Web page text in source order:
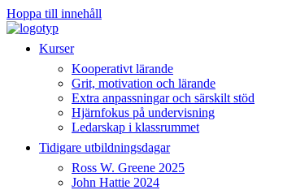
Hoppa till innehåll
Kurser
Kooperativt lärande
Grit, motivation och lärande
Extra anpassningar och särskilt stöd
Hjärnfokus på undervisning
Ledarskap i klassrummet
Tidigare utbildningsdagar
Ross W. Greene 2025
John Hattie 2024